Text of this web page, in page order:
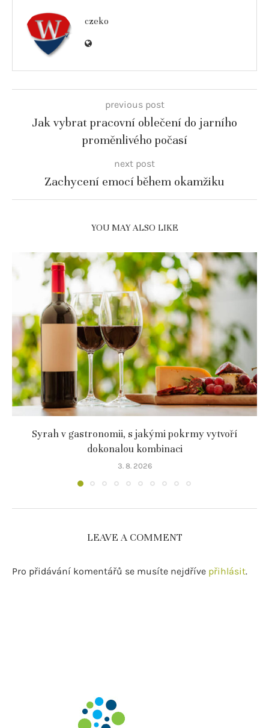
czeko
previous post
Jak vybrat pracovní oblečení do jarního
proměnlivého počasí
next post
Zachycení emocí během okamžiku
YOU MAY ALSO LIKE
Syrah v gastronomii, s jakými pokrmy vytvoří
dokonalou kombinaci
3. 8. 2026
LEAVE A COMMENT
Pro přidávání komentářů se musíte nejdříve přihlásit.